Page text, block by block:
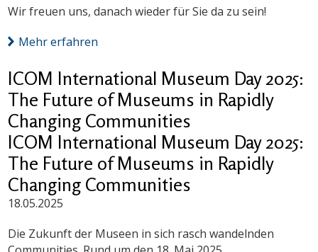
Wir freuen uns, danach wieder für Sie da zu sein!
Mehr erfahren
ICOM International Museum Day 2025:
The Future of Museums in Rapidly
Changing Communities
ICOM International Museum Day 2025:
The Future of Museums in Rapidly
Changing Communities
18.05.2025
Die Zukunft der Museen in sich rasch wandelnden